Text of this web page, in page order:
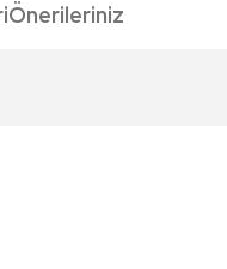
Önerileriniz